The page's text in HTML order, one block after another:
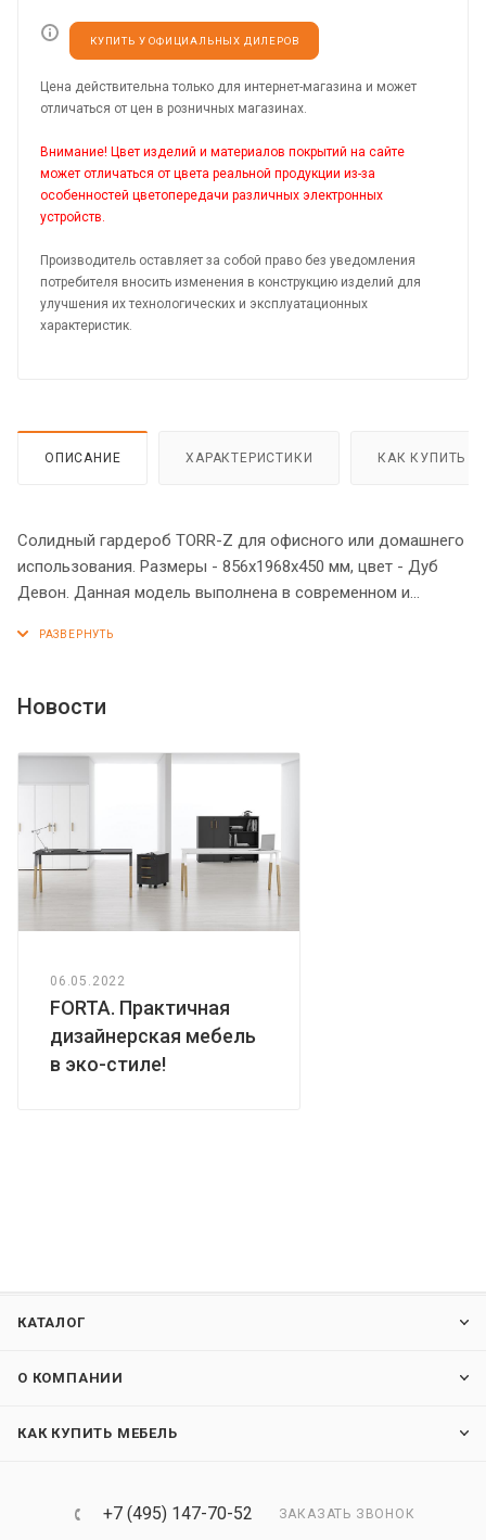
КУПИТЬ У ОФИЦИАЛЬНЫХ ДИЛЕРОВ
Цена действительна только для интернет-магазина и может
отличаться от цен в розничных магазинах.
Внимание! Цвет изделий и материалов покрытий на сайте
может отличаться от цвета реальной продукции из-за
особенностей цветопередачи различных электронных
устройств.
Производитель оставляет за собой право без уведомления
потребителя вносить изменения в конструкцию изделий для
улучшения их технологических и эксплуатационных
характеристик.
ОПИСАНИЕ ХАРАКТЕРИСТИКИ КАК КУПИТЬ
Солидный гардероб TORR-Z для офисного или домашнего
использования. Размеры - 856х1968х450 мм, цвет - Дуб
Девон. Данная модель выполнена в современном и
более презентабельный вид. Гардероб имеет солидный
гардероба надежно защищены кромкой ПВХ 2 мм. Данный
расположены сверху и снизу. Конструкция гардероба
оснащена прочными силовыми креплениями –
эксцентриковыми стяжками. Регулируемые по высоте
опоры обеспечат гардеробу устойчивость на неровном
полу.
Новости
06.05.2022
FORTA. Практичная
дизайнерская мебель
в эко-стиле!
КАТАЛОГ
О КОМПАНИИ
КАК КУПИТЬ МЕБЕЛЬ
+7 (495) 147-70-52 ЗАКАЗАТЬ ЗВОНОК